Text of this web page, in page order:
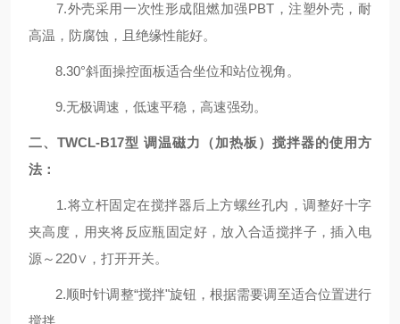
7.外壳采用一次性形成阻燃加强PBT，注塑外壳，耐
高温，防腐蚀，且绝缘性能好。
8.30°斜面操控面板适合坐位和站位视角。
9.无极调速，低速平稳，高速强劲。
二、 TWCL-B17型 调温磁力（加热板）搅拌器的使用方
法 ：
1.将立杆固定在搅拌器后上方螺丝孔内，调整好十字
夹高度，用夹将反应瓶固定好，放入合适搅拌子，插入电
源～220∨，打开开关。
2.顺时针调整“搅拌"旋钮，根据需要调至适合位置进行
搅拌。